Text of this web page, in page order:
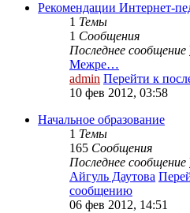
Рекомендации Интернет-
1 Темы
1 Сообщения
Последнее сообщение
Межре…
admin Перейти к
10 фев 2012, 03:58
Начальное образование
1 Темы
165 Сообщения
Последнее сообщение
Айгуль Даутова
сообщению
06 фев 2012, 14:51